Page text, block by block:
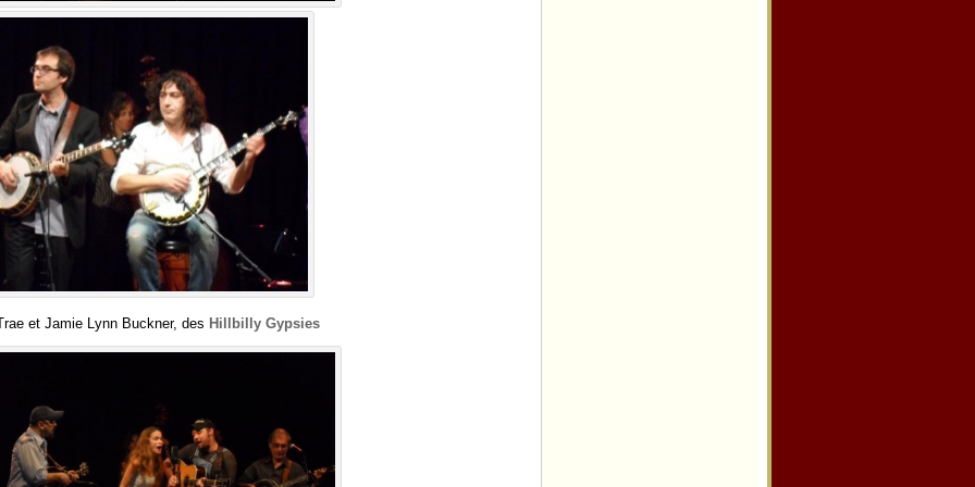
et Jamie Lynn Buckner, des Hillbilly Gypsies